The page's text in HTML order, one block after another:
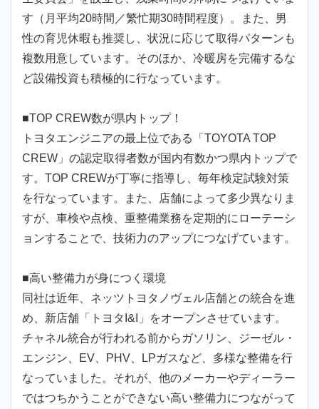
す（月平均20時間／繁忙期30時間程度）。また、男
性の育児休暇も推奨し、状況に応じて取得パターンも
複数用意しています。そのほか、冷暖房を完備するな
ど設備投資も積極的に行なっています。
■TOP CREW数が県内トップ！
トヨタエンジニアの最上位である「TOYOTA TOP
CREW」の認定取得者数が国内有数かつ県内トップで
す。TOP CREWが丁寧に指導し、毎年検定試験対策
を行なっています。また、店舗によって多少異なりま
すが、車検や点検、重整備業務を定期的にローテーシ
ョンすることで、技術力のアップにつなげています。
■高い整備力が身につく環境
同社は近年、ネッツトヨタノヴェル店舗との統合を進
め、新店舗「トヨタI&I」をオープンさせています。
チャネル統合が行われる前からガソリン、ジーゼル・
エンジン、EV、PHV、LPガスなど、多様な整備を行
なっていました。それが、他のメーカーやディーラー
ではつちかうことができない高い整備力につながって